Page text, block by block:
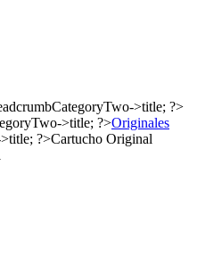
Originales
Cartucho Original